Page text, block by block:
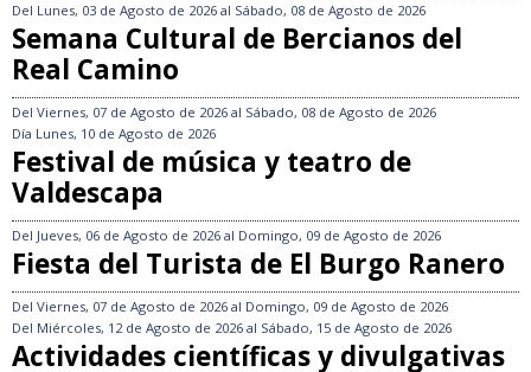
Del Lunes, 03 de Agosto de 2026 al Sábado, 08 de Agosto de 2026
Semana Cultural de Bercianos del
Real Camino
Del Viernes, 07 de Agosto de 2026 al Sábado, 08 de Agosto de 2026
Día Lunes, 10 de Agosto de 2026
Festival de música y teatro de
Valdescapa
Del Jueves, 06 de Agosto de 2026 al Domingo, 09 de Agosto de 2026
Fiesta del Turista de El Burgo Ranero
Del Viernes, 07 de Agosto de 2026 al Domingo, 09 de Agosto de 2026
Del Miércoles, 12 de Agosto de 2026 al Sábado, 15 de Agosto de 2026
Actividades científicas y divulgativas